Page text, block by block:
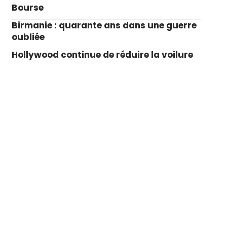
Bourse
Birmanie : quarante ans dans une guerre
oubliée
Hollywood continue de réduire la voilure